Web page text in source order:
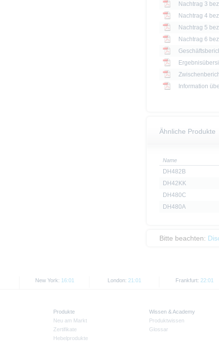
Nachtrag 3
Nachtrag 4
Nachtrag 5
Nachtrag 6
Information
Ähnliche Produkte
Name
DH482B
DH42KK
DH480C
DH480A
Bitte beachten:
New York: 16:01 London: 21:01 Frankfurt: 22:01
Produkte
Neu am Markt
Zertifikate
Hebelprodukte
Wissen & Academy
Produktwissen
Glossar